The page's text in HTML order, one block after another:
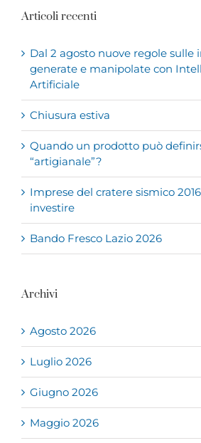
Articoli recenti
Dal 2 agosto nuove regole sulle
generate e manipolate con
Artificiale
Chiusura estiva
Quando un prodotto può
“artigianale”?
Imprese del cratere sismico
investire
Bando Fresco Lazio 2026
Archivi
Agosto 2026
Luglio 2026
Giugno 2026
Maggio 2026